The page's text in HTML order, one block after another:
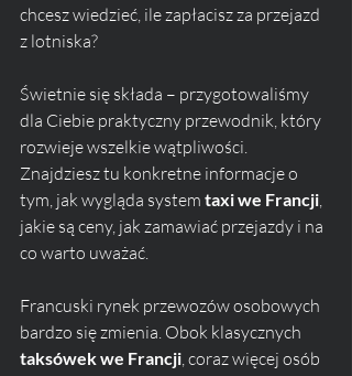
chcesz wiedzieć, ile zapłacisz za przejazd
z lotniska?
Świetnie się składa – przygotowaliśmy
dla Ciebie praktyczny przewodnik, który
rozwieje wszelkie wątpliwości.
Znajdziesz tu konkretne informacje o
tym, jak wygląda system taxi we Francji,
jakie są ceny, jak zamawiać przejazdy i na
co warto uważać.
Francuski rynek przewozów osobowych
bardzo się zmienia. Obok klasycznych
taksówek we Francji, coraz więcej osób